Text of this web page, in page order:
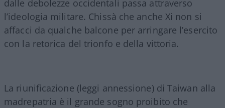
dalle debolezze occidentali passa attraverso
l’ideologia militare. Chissà che anche Xi non si
affacci da qualche balcone per arringare l’esercito
con la retorica del trionfo e della vittoria.
La riunificazione (leggi annessione) di Taiwan alla
madrepatria è il grande sogno proibito che